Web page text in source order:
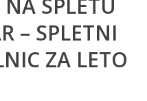
NA SPLETU
– SPLETNI
ZA LETO